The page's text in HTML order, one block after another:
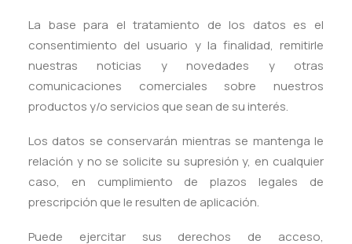
La base para el tratamiento de los datos es el
consentimiento del usuario y la finalidad, remitirle
nuestras noticias y novedades y otras
comunicaciones comerciales sobre nuestros
productos y/o servicios que sean de su interés.
Los datos se conservarán mientras se mantenga le
relación y no se solicite su supresión y, en cualquier
caso, en cumplimiento de plazos legales de
prescripción que le resulten de aplicación.
Puede ejercitar sus derechos de acceso,